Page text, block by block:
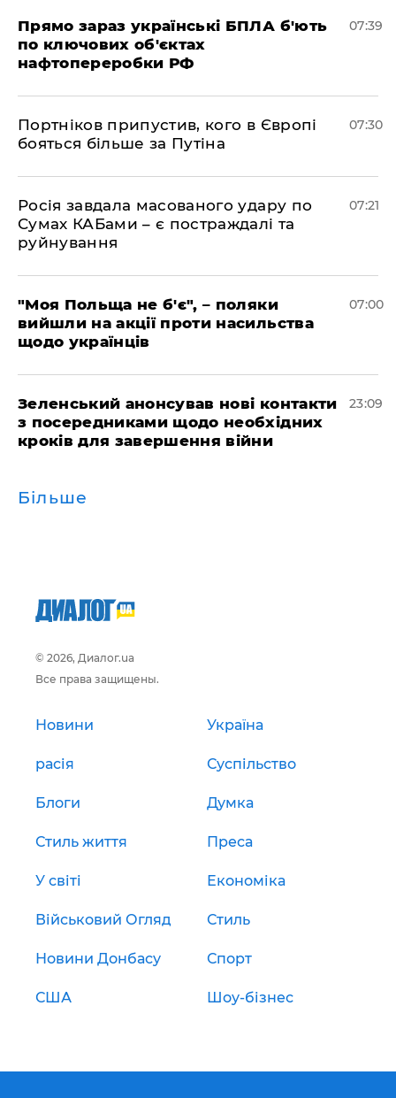
Прямо зараз українські БПЛА б'ють
по ключових об'єктах
нафтопереробки РФ
07:39
Портніков припустив, кого в Європі
бояться більше за Путіна
07:30
Росія завдала масованого удару по
Сумах КАБами – є постраждалі та
руйнування
07:21
"Моя Польща не б'є", – поляки
вийшли на акції проти насильства
щодо українців
07:00
Зеленський анонсував нові контакти
з посередниками щодо необхідних
кроків для завершення війни
23:09
Більше
© 2026, Диалог.ua
Все права защищены.
Новини Україна
расія Суспільство
Блоги Думка
Стиль життя Преса
У світі Економіка
Військовий Огляд Стиль
Новини Донбасу Спорт
США Шоу-бізнес